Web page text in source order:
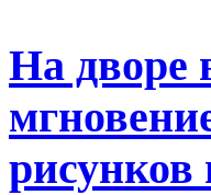
На дворе
рисунков